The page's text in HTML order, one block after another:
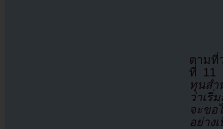
ตามที่
ที่ 11
ทุนสำ
ว่าเริ่
จะขอ
อย่าง